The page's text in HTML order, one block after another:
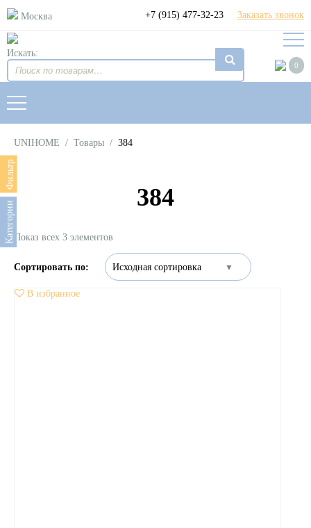
Москва +7 (915) 477-32-23 Заказать звонок
Искать:
0
UNIHOME / Товары / 384
Фильтр
Категории
384
Показ всех 3 элементов
В избранное